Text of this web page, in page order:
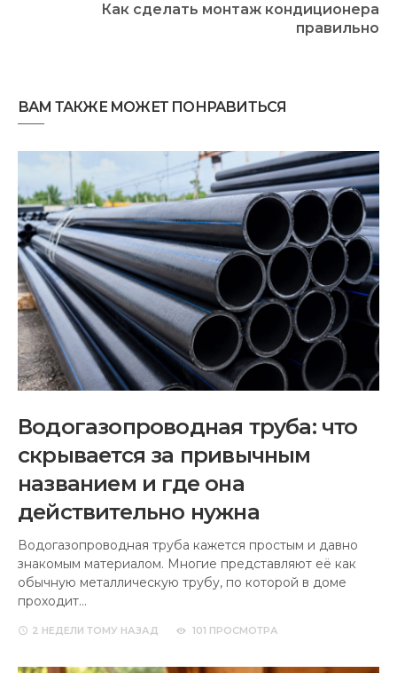
Как сделать монтаж кондиционера
правильно
ВАМ ТАКЖЕ МОЖЕТ ПОНРАВИТЬСЯ
Водогазопроводная труба: что
скрывается за привычным
названием и где она
действительно нужна
Водогазопроводная труба кажется простым и давно
знакомым материалом. Многие представляют её как
обычную металлическую трубу, по которой в доме
проходит…
2 НЕДЕЛИ ТОМУ НАЗАД 101 ПРОСМОТРА